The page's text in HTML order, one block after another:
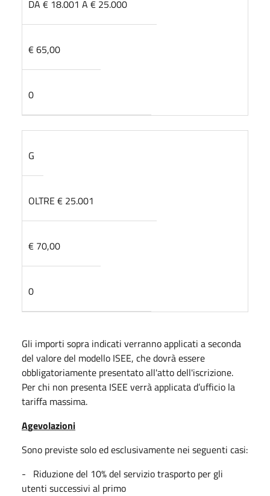
DA € 18.001 A € 25.000
€ 65,00
0
G
OLTRE € 25.001
€ 70,00
0
Gli importi sopra indicati verranno applicati a seconda
del valore del modello ISEE, che dovrà essere
obbligatoriamente presentato all'atto dell'iscrizione.
Per chi non presenta ISEE verrà applicata d’ufficio la
tariffa massima.
Agevolazioni
Sono previste solo ed esclusivamente nei seguenti casi:
- Riduzione del 10% del servizio trasporto per gli
utenti successivi al primo